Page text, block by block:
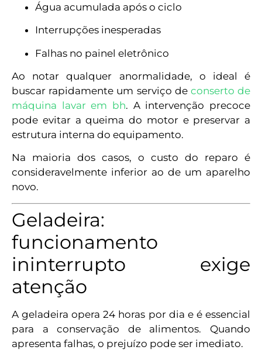
Água acumulada após o ciclo
Interrupções inesperadas
Falhas no painel eletrônico
Ao notar qualquer anormalidade, o ideal é
buscar rapidamente um serviço de conserto de
máquina lavar em bh. A intervenção precoce
pode evitar a queima do motor e preservar a
estrutura interna do equipamento.
Na maioria dos casos, o custo do reparo é
consideravelmente inferior ao de um aparelho
novo.
Geladeira:
funcionamento
ininterrupto exige
atenção
A geladeira opera 24 horas por dia e é essencial
para a conservação de alimentos. Quando
apresenta falhas, o prejuízo pode ser imediato.